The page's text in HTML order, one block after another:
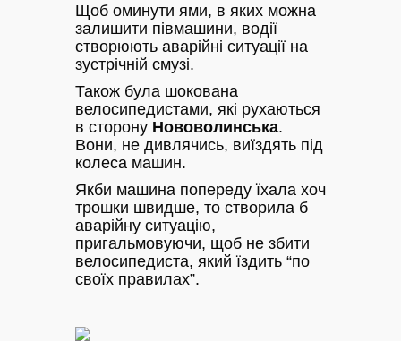
Щоб оминути ями, в яких можна
залишити півмашини, водії
створюють аварійні ситуації на
зустрічній смузі.
Також була шокована
велосипедистами, які рухаються
в сторону Нововолинська.
Вони, не дивлячись, виїздять під
колеса машин.
Якби машина попереду їхала хоч
трошки швидше, то створила б
аварійну ситуацію,
пригальмовуючи, щоб не збити
велосипедиста, який їздить “по
своїх правилах”.